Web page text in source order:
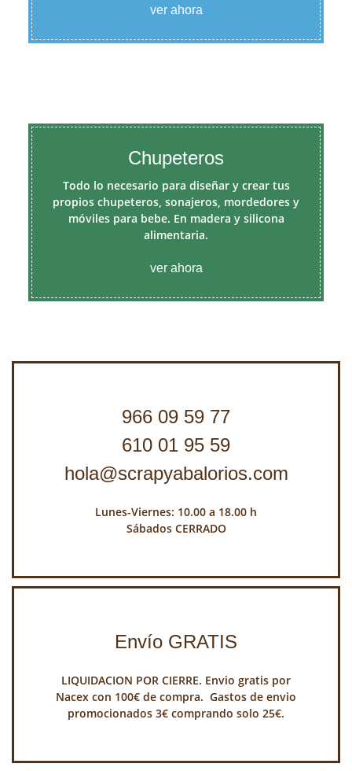
ver ahora
Chupeteros
Todo lo necesario para diseñar y crear tus
propios chupeteros, sonajeros, mordedores y
móviles para bebe. En madera y silicona
alimentaria.
ver ahora
966 09 59 77
610 01 95 59
hola@scrapyabalorios.com
Lunes-Viernes: 10.00 a 18.00 h
Sábados CERRADO
Envío GRATIS
LIQUIDACION POR CIERRE. Envio gratis por
Nacex con 100€ de compra. Gastos de envio
promocionados 3€ comprando solo 25€.